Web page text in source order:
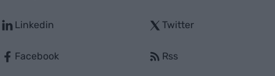
Linkedin
Facebook
Twitter
Rss